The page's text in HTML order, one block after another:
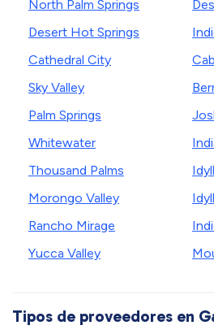
North Palm Springs
Desert Hot Springs
Cathedral City
Sky Valley
Palm Springs
Whitewater
Thousand Palms
Morongo Valley
Rancho Mirage
Yucca Valley
Tipos de proveedores en